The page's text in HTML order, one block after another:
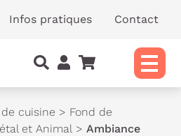
Infos pratiques Contact
cuisine > Fond de
et Animal > Ambiance